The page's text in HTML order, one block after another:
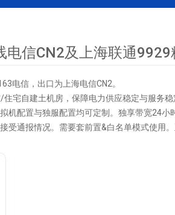
电信CN2及上海联通9929
电信，出口为上海电信CN2。
宅自建土机房，保障电力供应稳定与服务稳
机配置与独服配置均可定制。独享带宽24小
受通报情况。需要套前置&白名单模式使用。